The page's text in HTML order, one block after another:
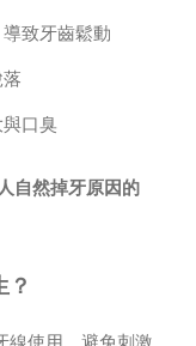
致牙齒鬆動
口臭
自然掉牙原因的
？